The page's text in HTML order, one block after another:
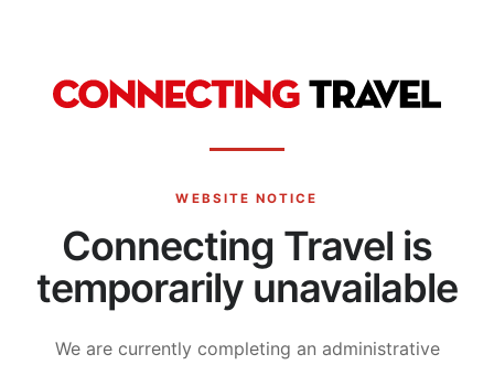
WEBSITE NOTICE
Connecting Travel is
temporarily unavailable
We are currently completing an administrative